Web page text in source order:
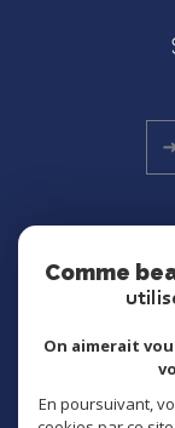
© 2026 |
Plan du site
Comme
On aimerait
En poursuivant,